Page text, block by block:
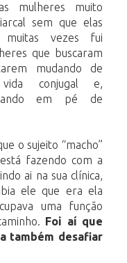
mulheres muito
sem que elas
vezes fui
que buscaram
mudando de
conjugal e,
em pé de
o sujeito “macho”
fazendo com a
ai na sua clínica,
ele que era ela
uma função
Foi aí que
também desafiar